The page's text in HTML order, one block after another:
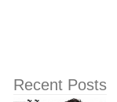
Recent Posts